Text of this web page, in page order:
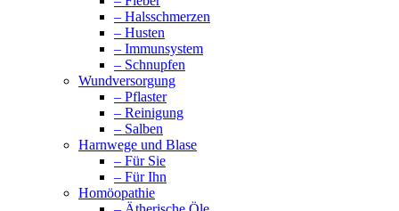
– Halsschmerzen
– Husten
– Immunsystem
– Schnupfen
Wundversorgung
– Pflaster
– Reinigung
– Salben
Harnwege und Blase
– Für Sie
– Für Ihn
Homöopathie